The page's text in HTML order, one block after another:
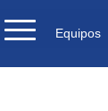
Equipos